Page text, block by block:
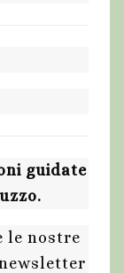
guidate
le nostre